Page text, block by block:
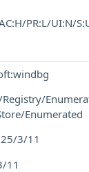
PR:L/UI:N/
Registry/
Enumerated
3/11
11